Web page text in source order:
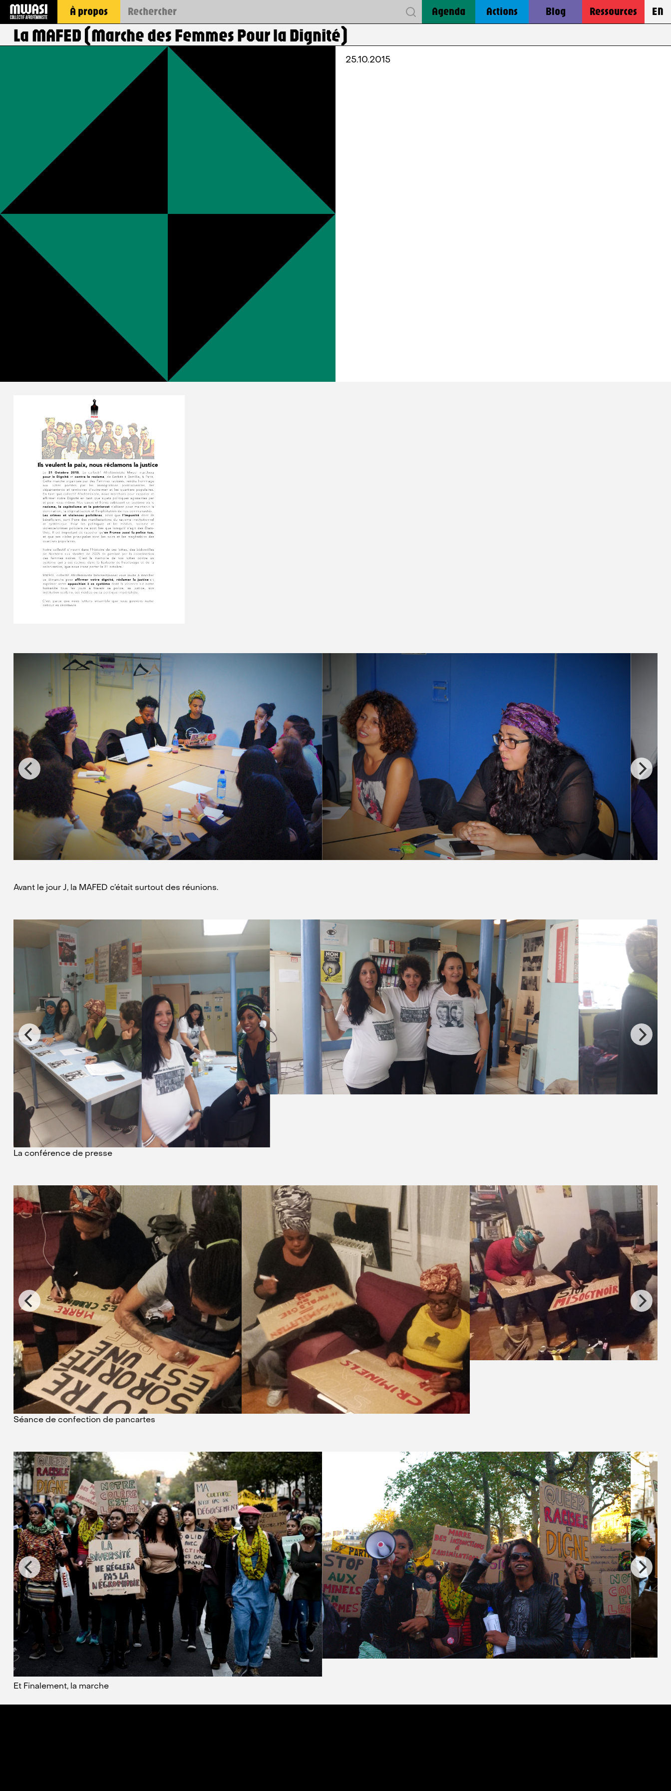
À propos Agenda Actions Blog Ressources EN
La MAFED (Marche des Femmes Pour la Dignité)
25.10.2015
Avant le jour J, la MAFED c’était surtout des réunions.
La conférence de presse
Séance de confection de pancartes
Et Finalement, la marche